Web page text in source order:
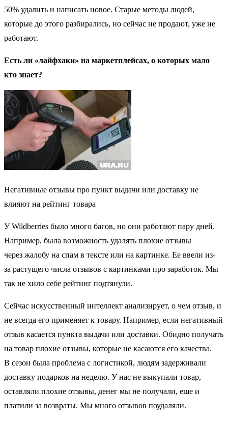
50% удалить и написать новое. Старые методы людей,
которые до этого разбирались, но сейчас не продают, уже не
работают.
Есть ли «лайфхаки» на маркетплейсах, о которых мало
кто знает?
Негативные отзывы про пункт выдачи или доставку не
влияют на рейтинг товара
У Wildberries было много багов, но они работают пару дней.
Например, была возможность удалять плохие отзывы
через жалобу на спам в тексте или на картинке. Ее ввели из-
за растущего числа отзывов с картинками про заработок. Мы
так не хило себе рейтинг подтянули.
Сейчас искусственный интеллект анализирует, о чем отзыв, и
не всегда его применяет к товару. Например, если негативный
отзыв касается пункта выдачи или доставки. Обидно получать
на товар плохие отзывы, которые не касаются его качества.
В сезон была проблема с логистикой, людям задерживали
доставку подарков на неделю. У нас не выкупали товар,
оставляли плохие отзывы, денег мы не получали, еще и
платили за возвраты. Мы много отзывов поудаляли.